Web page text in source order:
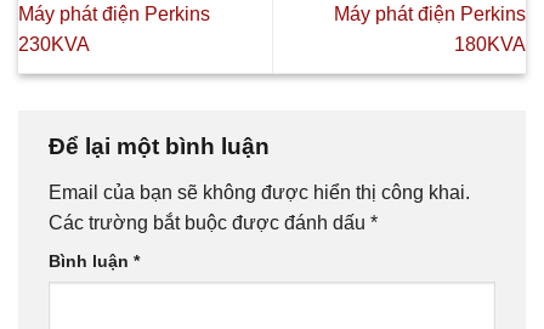
Máy phát điện Perkins
230KVA
Máy phát điện Perkins
180KVA
Để lại một bình luận
Email của bạn sẽ không được hiển thị công khai.
Các trường bắt buộc được đánh dấu *
Bình luận *